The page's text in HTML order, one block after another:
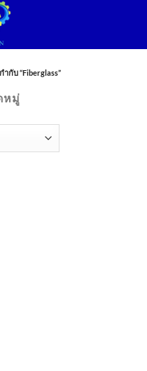
กับ “Fiberglass”
หมู่